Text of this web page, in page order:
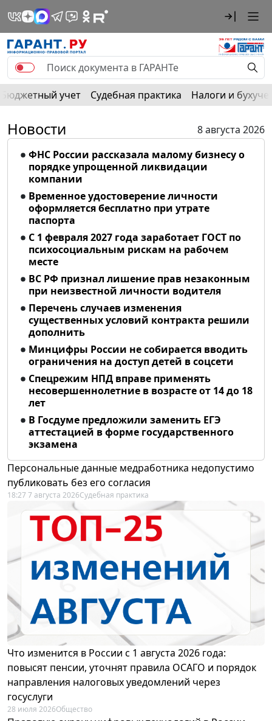
Бюджетный учет Судебная практика Налоги и
Новости
8 августа 2026
ФНС России рассказала малому бизнесу о
порядке упрощенной ликвидации
компании
Временное удостоверение личности
оформляется бесплатно при утрате
паспорта
С 1 февраля 2027 года заработает ГОСТ по
психосоциальным рискам на рабочем
месте
ВС РФ признал лишение прав незаконным
при неизвестной личности водителя
Перечень случаев изменения
существенных условий контракта решили
дополнить
Минцифры России не собирается вводить
ограничения на доступ детей в соцсети
Спецрежим НПД вправе применять
несовершеннолетние в возрасте от 14 до 18
лет
В Госдуме предложили заменить ЕГЭ
аттестацией в форме государственного
экзамена
Персональные данные медработника недопустимо
публиковать без его согласия
18:27 7 августа 2026Судебная практика
Что изменится в России с 1 августа 2026 года:
повысят пенсии, уточнят правила ОСАГО и порядок
направления налоговых уведомлений через
госуслуги
28 июля 2026Общество